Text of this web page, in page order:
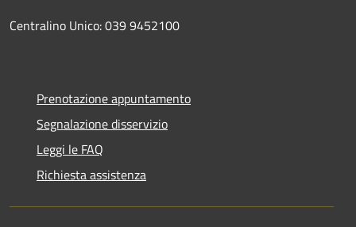
Centralino Unico: 039 9452100
Prenotazione appuntamento
Segnalazione disservizio
Leggi le FAQ
Richiesta assistenza